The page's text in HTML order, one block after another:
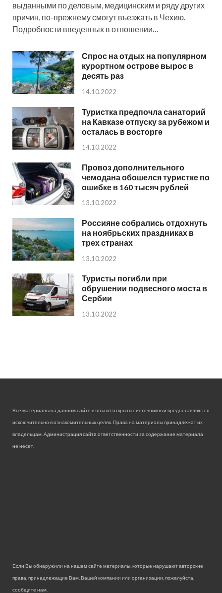
выданными по деловым, медицинским и ряду других
причин, по-прежнему смогут въезжать в Чехию.
Подробности введенных в отношении…
Спрос на отдых на популярном
курортном острове вырос в
десять раз
14.10.2022
Туристка предпочла санаторий
на Кавказе отпуску за рубежом и
осталась в восторге
14.10.2022
Провоз дополнительного
чемодана обошелся туристке по
ошибке в 160 тысяч рублей
13.10.2022
Россияне собрались отдохнуть
на ноябрьских праздниках в
трех странах
13.10.2022
Туристы погибли при
обрушении подвесного моста в
Сербии
13.10.2022
Все материалы на данном сайте взяты из открытых источников и предоставляются
исключительно в ознакомительных целях. Права на материалы принадлежат их
владельцам. Администрация сайта ответственности за содержание материала
не несет.
Если Вы обнаружили на нашем сайте материалы, которые нарушают авторские
права, принадлежащие Вам, Вашей компании или организации, пожалуйста,
сообщите нам.